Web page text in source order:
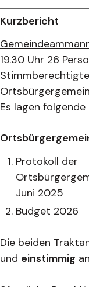
Kurzbericht
19.30 Uhr 26
Es lagen
Protokoll der
Juni 2025
Budget 2026
Die beiden
und einstimmig